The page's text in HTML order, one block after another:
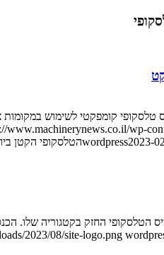
www.machinerynews.co.il/wp-
wordpress2023- הטלסקופי הקטן
2023/08/site-logo.png